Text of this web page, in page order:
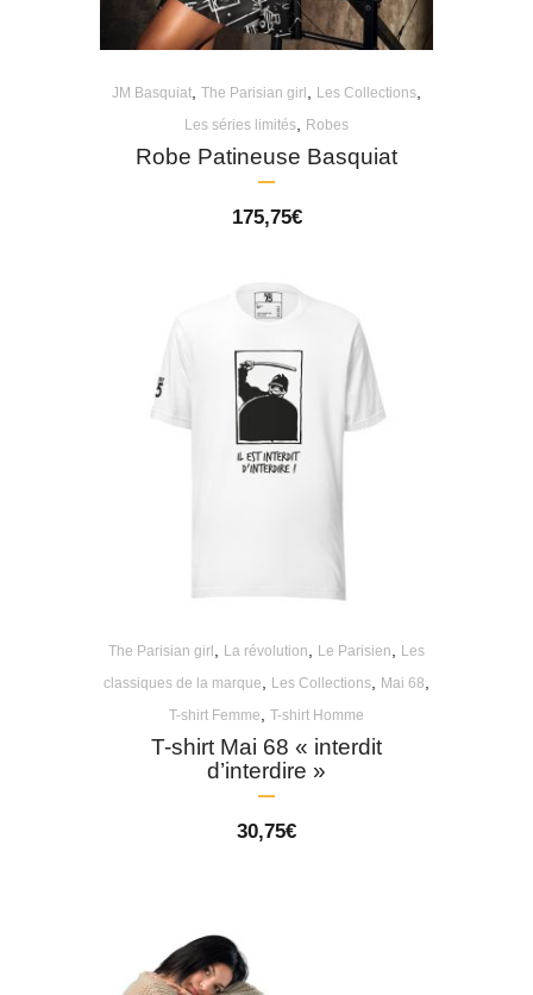
JM Basquiat The Parisian girl Les Collections
Les séries limités Robes
Robe Patineuse Basquiat
175,75€
The Parisian girl La révolution Le Parisien
Les
classiques de la marque
Les Collections Mai 68
T-shirt Femme T-shirt Homme
T-shirt Mai 68 « interdit
d’interdire »
30,75€